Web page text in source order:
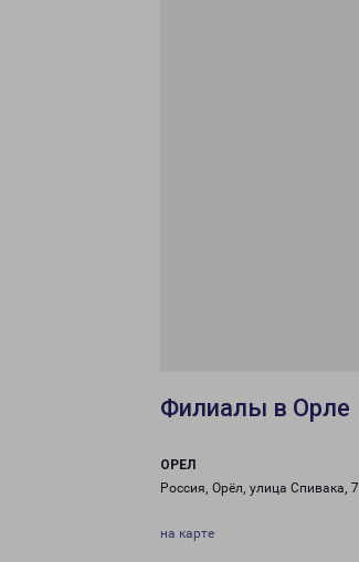
Филиалы в Орле
ОРЕЛ
Россия, Орёл, улица Спивака,
на карте